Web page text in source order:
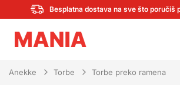
Besplatna dostava na sve što poručiš
Anekke Torbe Torbe preko ramena